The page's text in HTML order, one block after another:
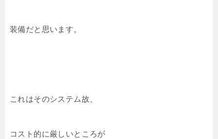
装備だと思います。
これはそのシステム故、
コスト的に厳しいところが